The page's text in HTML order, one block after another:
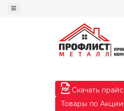
Скачать прайс
Товары по Акции